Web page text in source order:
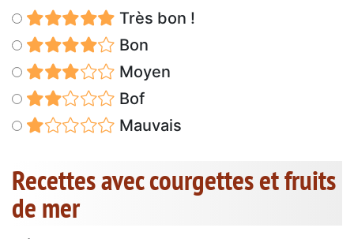
Très bon !
Bon
Moyen
Bof
Mauvais
Recettes avec courgettes et fruits
de mer